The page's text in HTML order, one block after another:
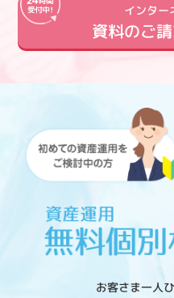
インター
資料のご
お客さま一人